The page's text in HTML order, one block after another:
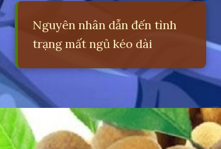
Nguyên nhân dẫn đến tình
trạng mất ngủ kéo dài
Đang mở https://erci.edu.vn/meo-dan-gian-chua-mat-ngu